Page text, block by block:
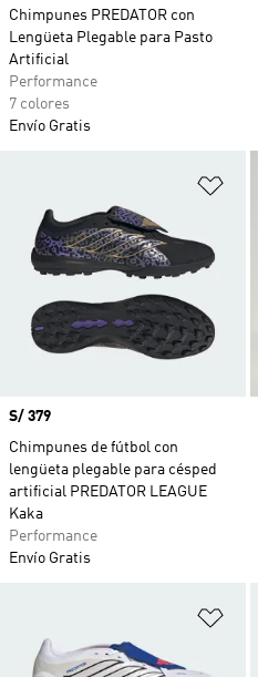
Chimpunes PREDATOR con
Lengüeta Plegable para Pasto
Artificial
Performance
7 colores
Envío Gratis
Precio
S/ 379
Chimpunes de fútbol con
lengüeta plegable para césped
artificial PREDATOR LEAGUE
Kaka
Performance
Envío Gratis